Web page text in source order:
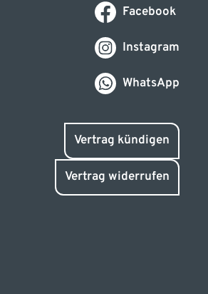
Facebook
Instagram
WhatsApp
Vertrag kündigen
Vertrag widerrufen